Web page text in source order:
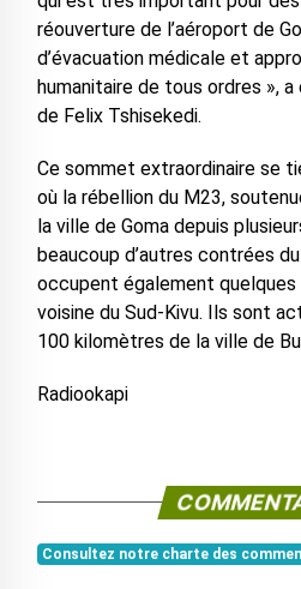
réouverture de l’aéroport de
d’évacuation médicale et
humanitaire de tous ordres »,
de Felix Tshisekedi.
Ce sommet extraordinaire se
où la rébellion du M23,
la ville de Goma depuis
beaucoup d’autres contrées
occupent également
voisine du Sud-Kivu. Ils sont
100 kilomètres de la ville de
Radiookapi
Consultez notre charte des